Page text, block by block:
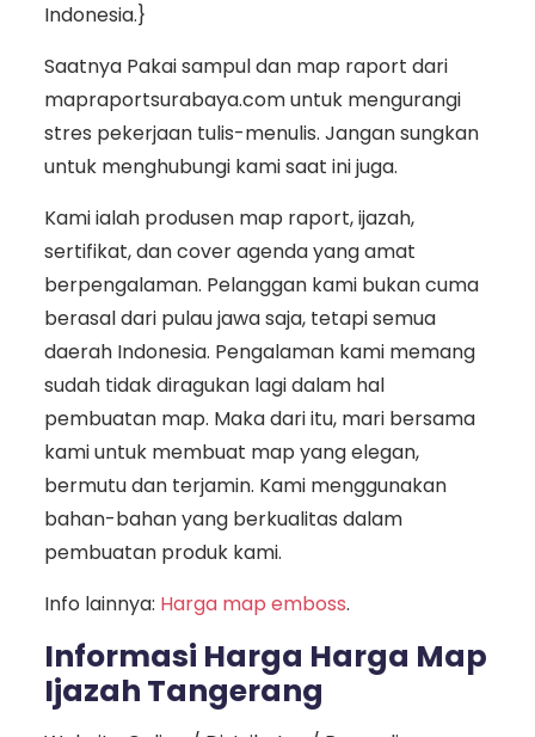
Indonesia.}
Saatnya Pakai sampul dan map raport dari
mapraportsurabaya.com untuk mengurangi
stres pekerjaan tulis-menulis. Jangan sungkan
untuk menghubungi kami saat ini juga.
Kami ialah produsen map raport, ijazah,
sertifikat, dan cover agenda yang amat
berpengalaman. Pelanggan kami bukan cuma
berasal dari pulau jawa saja, tetapi semua
daerah Indonesia. Pengalaman kami memang
sudah tidak diragukan lagi dalam hal
pembuatan map. Maka dari itu, mari bersama
kami untuk membuat map yang elegan,
bermutu dan terjamin. Kami menggunakan
bahan-bahan yang berkualitas dalam
pembuatan produk kami.
Info lainnya: Harga map emboss.
Informasi Harga Harga Map
Ijazah Tangerang